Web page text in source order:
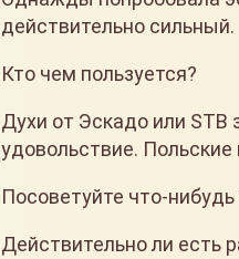
действительно сильный.
Кто чем пользуется?
Духи от Эскадо или STB
удовольствие. Польские
Посоветуйте что-
Действительно ли есть